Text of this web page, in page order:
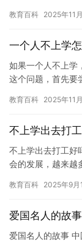
学业…
教育百科 2025年11
一个人不上学
如果一个人不上学
这个问题，首先要
与…
教育百科 2025年11
不上学出去打
不上学出去打工好
会的发展，越来越
经验…
教育百科 2025年9月
爱国名人的故事
爱国名人的故事